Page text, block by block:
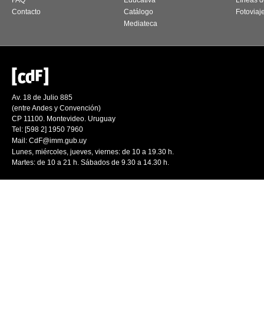
Contacto
Catálogo
Mediateca
Av. 18 de Julio 885
(entre Andes y Convención)
CP 11100. Montevideo. Uruguay
Tel: [598 2] 1950 7960
Mail: CdF@imm.gub.uy
Lunes, miércoles, jueves, viernes: de 10 a 19.30 h.
Martes: de 10 a 21 h. Sábados de 9.30 a 14.30 h.